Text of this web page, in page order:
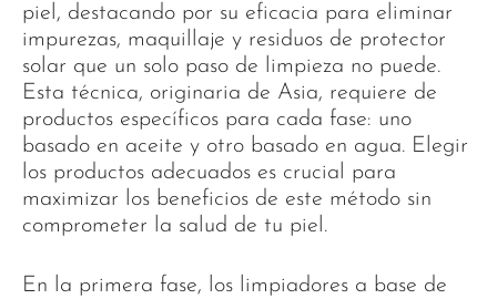
piel, destacando por su eficacia para eliminar
impurezas, maquillaje y residuos de protector
solar que un solo paso de limpieza no puede.
Esta técnica, originaria de Asia, requiere de
productos específicos para cada fase: uno
basado en aceite y otro basado en agua. Elegir
los productos adecuados es crucial para
maximizar los beneficios de este método sin
comprometer la salud de tu piel.
En la primera fase, los limpiadores a base de